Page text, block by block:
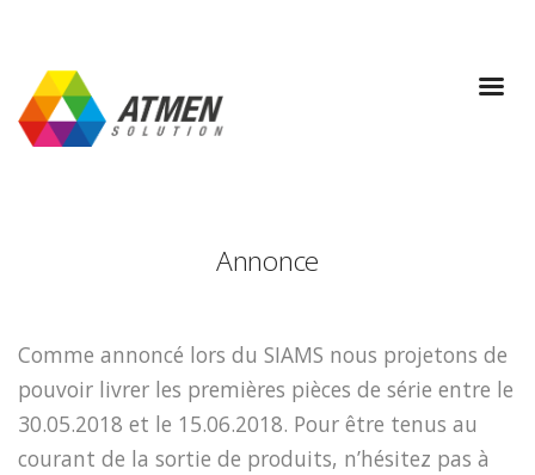
Annonce
Comme annoncé lors du SIAMS nous projetons de
pouvoir livrer les premières pièces de série entre le
30.05.2018 et le 15.06.2018. Pour être tenus au
courant de la sortie de produits, n’hésitez pas à